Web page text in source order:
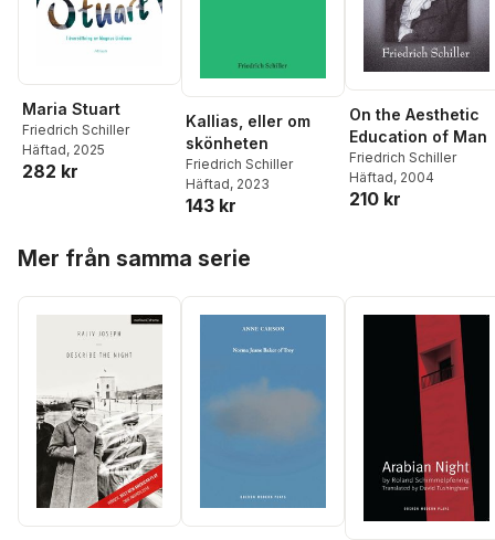
Maria Stuart
Friedrich Schiller
Häftad, 2025
282 kr
Kallias, eller om
skönheten
Friedrich Schiller
Häftad, 2023
143 kr
On the Aesthetic
Education of Man
Friedrich Schiller
Häftad, 2004
210 kr
Mer från samma serie